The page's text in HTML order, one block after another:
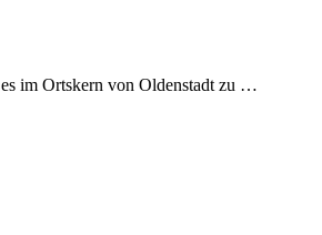
im Ortskern von Oldenstadt zu …